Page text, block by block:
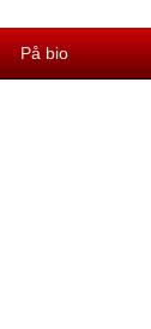
På bio